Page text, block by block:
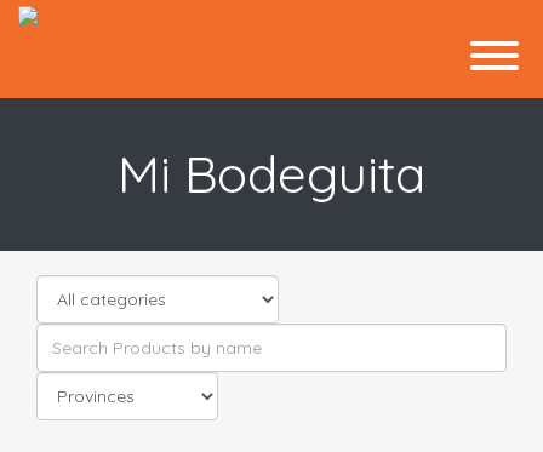
Mi Bodeguita